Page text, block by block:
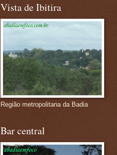
Vista de Ibitira
Região metropolitana da Badia
Bar central